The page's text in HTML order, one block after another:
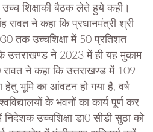
में उच्च शिक्षाकी बैठक लेते हुये कही।
रावत ने कहा कि प्रधानमंत्री श्री
तक उच्चशिक्षा में 50 प्रतिशत
उत्तराखण्ड ने 2023 में ही यह मुकाम
रावत ने कहा कि उत्तराखण्ड में 109
हेतु भूमि का आंवटन हो गया है, वर्ष
के भवनों का कार्य पूर्ण कर
उच्चशिक्षा डा0 सीडी सुठा को